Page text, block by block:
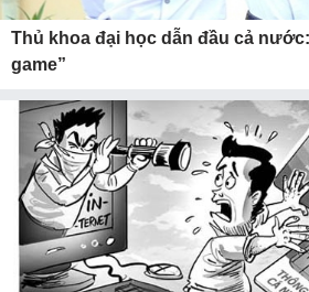
Thủ khoa đại học dẫn đầu cả
game”